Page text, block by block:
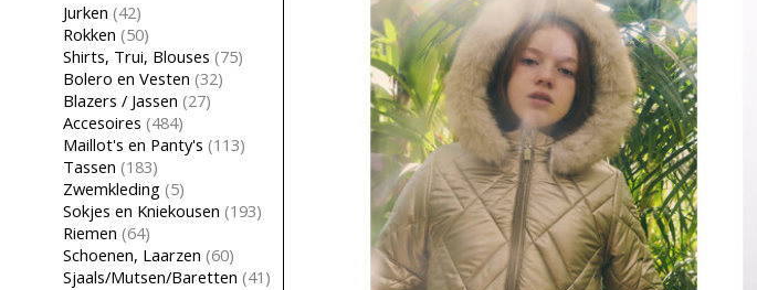
Jurken (42)
Rokken (50)
Shirts, Trui, Blouses (75)
Bolero en Vesten (32)
Blazers / Jassen (27)
Accesoires (484)
Maillot's en Panty's (113)
Tassen (183)
Zwemkleding (5)
Sokjes en Kniekousen (193)
Riemen (64)
Schoenen, Laarzen (60)
Sjaals/Mutsen/Baretten (41)